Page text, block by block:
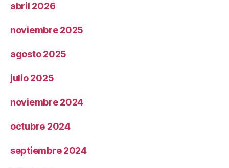
abril 2026
noviembre 2025
agosto 2025
julio 2025
noviembre 2024
octubre 2024
septiembre 2024